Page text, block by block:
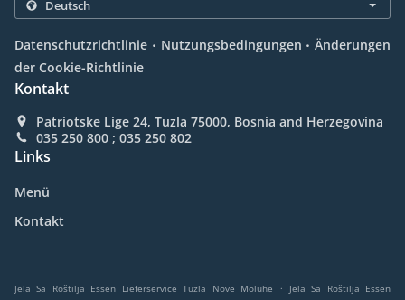
Datenschutzrichtlinie . Nutzungsbedingungen . Änderungen
der Cookie-Richtlinie
Kontakt
Patriotske Lige 24, Tuzla 75000, Bosnia and Herzegovina
035 250 800 ; 035 250 802
Links
Menü
Kontakt
Jela Sa Roštilja Essen Lieferservice Tuzla Nove Moluhe .
Jela Sa Roštilja Essen